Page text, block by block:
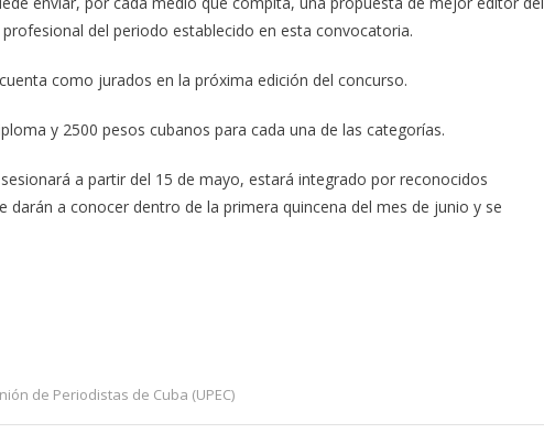
del periodo establecido en esta convocatoria.
como jurados en la próxima edición del concurso.
y 2500 pesos cubanos para cada una de las categorías.
a partir del 15 de mayo, estará integrado por reconocidos
a conocer dentro de la primera quincena del mes de junio y se
de Periodistas de Cuba (UPEC)